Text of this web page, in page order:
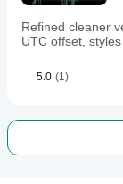
Refined cleaner
UTC offset,
5.0 (1)